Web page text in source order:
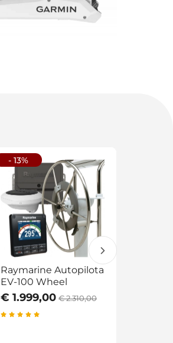
- 13%
Raymarine Autopilota
EV-100 Wheel
€ 1.999,00 € 2.310,00